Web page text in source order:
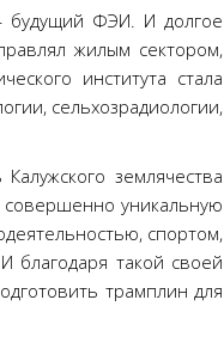
будущий ФЭИ. И долгое
жилым сектором,
института стала
сельхозрадиологии,
землячества
уникальную
спортом,
благодаря такой своей
трамплин для